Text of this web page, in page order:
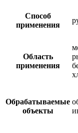
Способ
применения
Область
применения
Обрабатываемые
объекты